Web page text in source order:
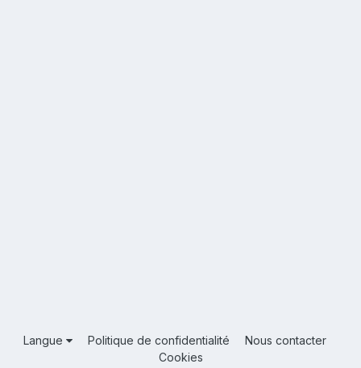
Langue Politique de confidentialité
Nous contacter
Cookies